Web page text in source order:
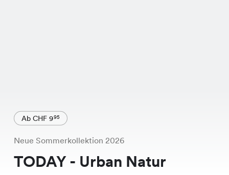
Ab CHF 995
Neue Sommerkollektion 2026
TODAY - Urban Natur